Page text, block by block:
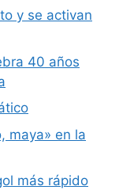
y se activan
40 años
maya» en la
más rápido